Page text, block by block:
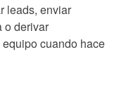
leads, enviar
o derivar
cuando hace